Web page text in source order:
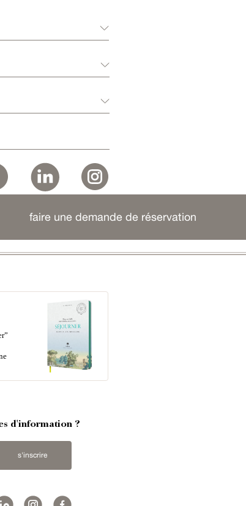
faire une demande de réservation
d'information ?
s'inscrire